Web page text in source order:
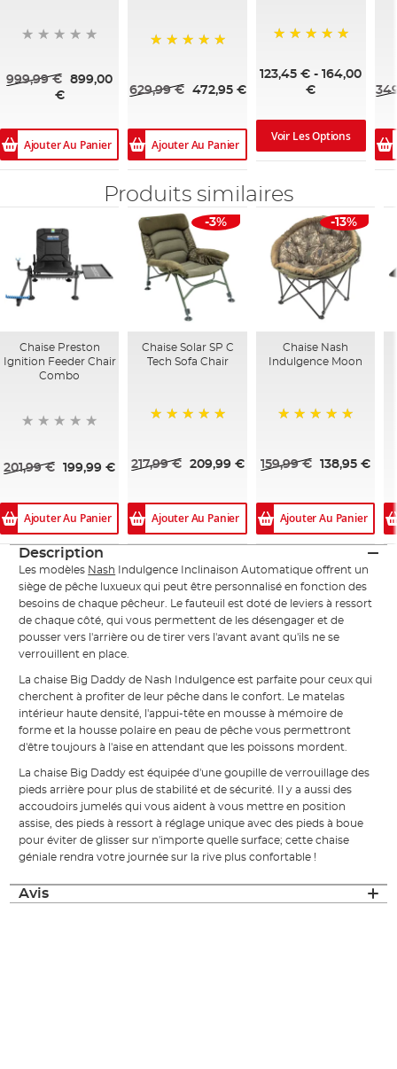
999,99 €
899,00
€
Ajouter Au Panier
629,99 € 472,95 €
Ajouter Au Panier
123,45 € -164,00
€
Voir Les Options
Produits similaires
Chaise Preston
Ignition Feeder Chair
Combo
201,99 € 199,99 €
Ajouter Au Panier
-3%
Chaise Solar SP C
Tech Sofa Chair
217,99 € 209,99 €
Ajouter Au Panier
-13%
Chaise Nash
Indulgence Moon
159,99 € 138,95 €
Ajouter Au Panier
Description
Les modèles Nash
Indulgence Inclinaison Automatique offrent un
siège de pêche luxueux qui peut être personnalisé en fonction des
besoins de chaque pêcheur. Le fauteuil est doté de leviers à ressort
de chaque côté, qui vous permettent de les désengager et de
pousser vers l'arrière ou de tirer vers l'avant avant qu'ils ne se
verrouillent en place.
La chaise Big Daddy de Nash Indulgence est parfaite pour ceux qui
cherchent à profiter de leur pêche dans le confort. Le matelas
intérieur haute densité, l'appui-tête en mousse à mémoire de
forme et la housse polaire en peau de pêche vous permettront
d'être toujours à l'aise en attendant que les poissons mordent.
La chaise Big Daddy est équipée d'une goupille de verrouillage des
pieds arrière pour plus de stabilité et de sécurité. Il y a aussi des
accoudoirs jumelés qui vous aident à vous mettre en position
assise, des pieds à ressort à réglage unique avec des pieds à boue
pour éviter de glisser sur n'importe quelle surface; cette chaise
géniale rendra votre journée sur la rive plus confortable !
Avis